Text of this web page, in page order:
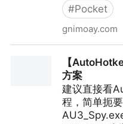
#Pocket
gnimoay.com
【
方案
建议直接看
程，简单扼